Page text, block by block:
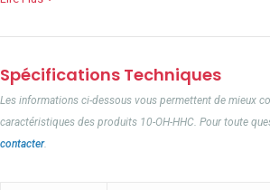
Spécifications Techniques
Les informations ci-dessous vous permettent de mieux
caractéristiques des produits 10-OH-HHC. Pour toute
contacter.